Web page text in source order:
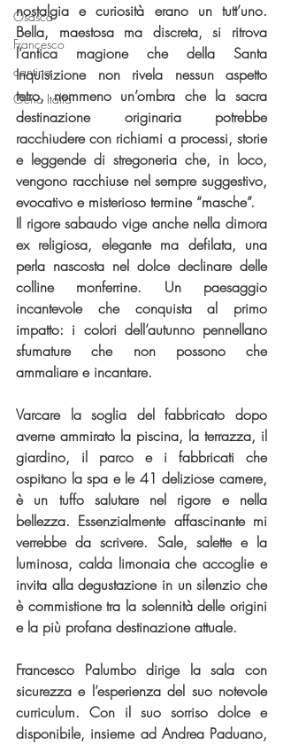
Osasca
Francesco
cantina
Oeno Italia
nostalgia e curiosità erano un tutt’uno.
Bella, maestosa ma discreta, si ritrova
l’antica magione che della Santa
Inquisizione non rivela nessun aspetto
tetro, nemmeno un’ombra che la sacra
destinazione originaria potrebbe
racchiudere con richiami a processi, storie
e leggende di stregoneria che, in loco,
vengono racchiuse nel sempre suggestivo,
evocativo e misterioso termine “masche”.
Il rigore sabaudo vige anche nella dimora
ex religiosa, elegante ma defilata, una
perla nascosta nel dolce declinare delle
colline monferrine. Un paesaggio
incantevole che conquista al primo
impatto: i colori dell’autunno pennellano
sfumature che non possono che
ammaliare e incantare.
Varcare la soglia del fabbricato dopo
averne ammirato la piscina, la terrazza, il
giardino, il parco e i fabbricati che
ospitano la spa e le 41 deliziose camere,
è un tuffo salutare nel rigore e nella
bellezza. Essenzialmente affascinante mi
verrebbe da scrivere. Sale, salette e la
luminosa, calda limonaia che accoglie e
invita alla degustazione in un silenzio che
è commistione tra la solennità delle origini
e la più profana destinazione attuale.
Francesco Palumbo dirige la sala con
sicurezza e l’esperienza del suo notevole
curriculum. Con il suo sorriso dolce e
disponibile, insieme ad Andrea Paduano,